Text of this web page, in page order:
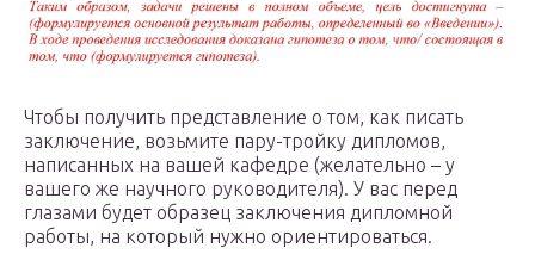
Чтобы получить представление о том, как писать
заключение, возьмите пару-тройку дипломов,
написанных на вашей кафедре (желательно – у
вашего же научного руководителя). У вас перед
глазами будет образец заключения дипломной
работы, на который нужно ориентироваться.